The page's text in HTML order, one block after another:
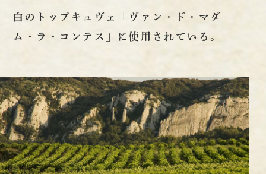
白のトップキュヴェ「ヴァン・ド・マダ
ム・ラ・コンテス」に使用されている。